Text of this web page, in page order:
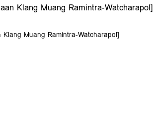
Klang Muang Ramintra-Watcharapol]
Muang Ramintra-Watcharapol]